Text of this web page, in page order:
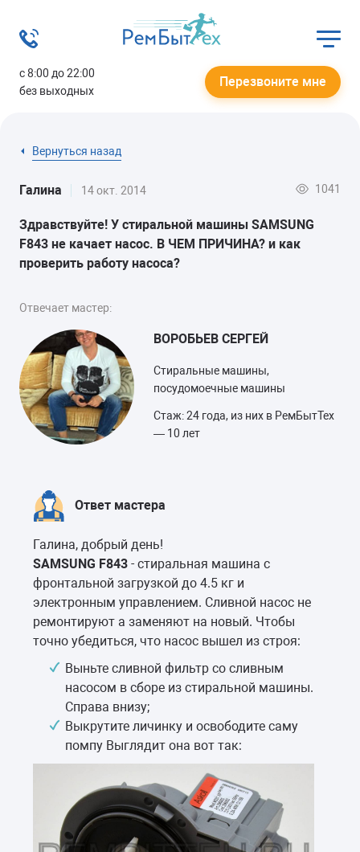
с 8:00 до 22:00
без выходных
Перезвоните мне
Вернуться назад
Галина 14 окт. 2014 1041
Здравствуйте! У стиральной машины SAMSUNG
F843 не качает насос. В ЧЕМ ПРИЧИНА? и как
проверить работу насоса?
Отвечает мастер:
ВОРОБЬЕВ СЕРГЕЙ
Стиральные машины,
посудомоечные машины
Стаж: 24 года, из них в РемБытТех
— 10 лет
Ответ мастера
Галина, добрый день!
SAMSUNG F843 - стиральная машина с
фронтальной загрузкой до 4.5 кг и
электронным управлением. Сливной насос не
ремонтируют а заменяют на новый. Чтобы
точно убедиться, что насос вышел из строя:
Выньте сливной фильтр со сливным
насосом в сборе из стиральной машины.
Справа внизу;
Выкрутите личинку и освободите саму
помпу Выглядит она вот так: